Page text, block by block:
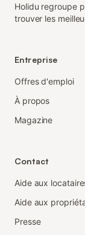
Holidu regroupe
trouver les
Entreprise
Offres d'emploi
À propos
Magazine
Contact
Aide aux
Aide aux
Presse